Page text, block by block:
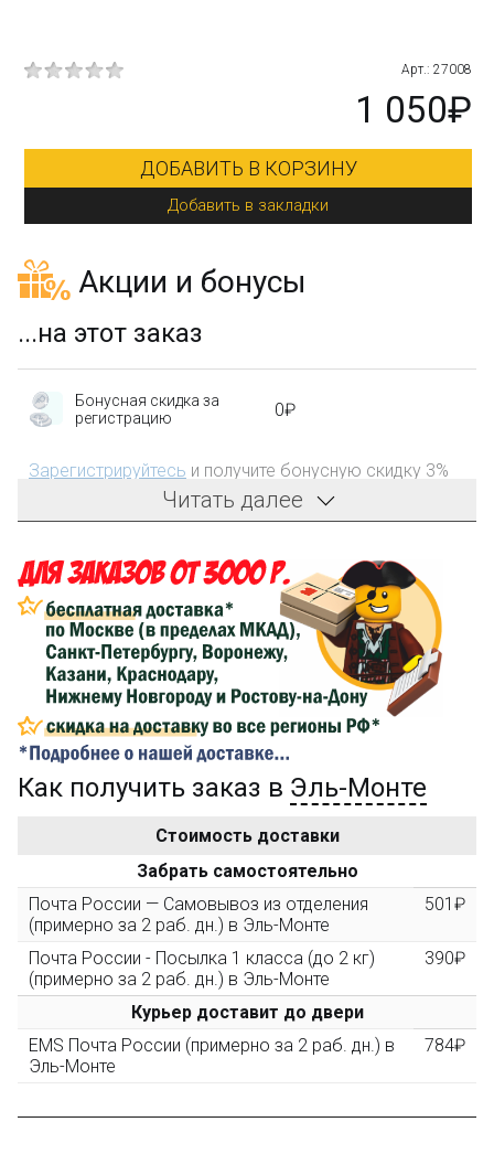
Арт.: 27008
1 050₽
ДОБАВИТЬ В КОРЗИНУ
Добавить в закладки
Акции и бонусы
...на этот заказ
Бонусная скидка за
регистрацию
0₽
Зарегистрируйтесь и получите бонусную скидку 3%
на первый заказ!
затрат на доставку
Сделайте заказ на сумму не менее 3 000₽, оплатите
его на карту Сбербанка и получите 150₽ на
компенсацию доставки.
...на следующий заказ
Золотая скидка
персональная
10%
3000 рублей, Вы получите постоянную скидку на все
повторные заказы - 10%
Скидка за обзор
(фото сборки) до 10%
Пришлите фото поэтапной сборки купленного
конструктора и получите дополнительную скидку
10% при покупке следующего набора (не дороже 10
Читать далее
Как получить заказ в Эль-Монте
Стоимость доставки
Забрать самостоятельно
Почта России — Самовывоз из отделения
(примерно за 2 раб. дн.) в Эль-Монте
501₽
Почта России - Посылка 1 класса (до 2 кг)
(примерно за 2 раб. дн.) в Эль-Монте
390₽
Курьер доставит до двери
EMS Почта России (примерно за 2 раб. дн.) в
Эль-Монте
784₽